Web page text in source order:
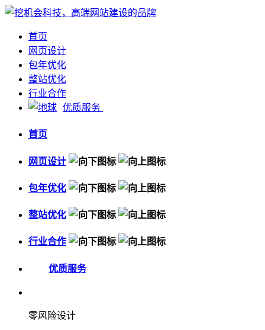
首页
网页设计
包年优化
整站优化
行业合作
优质服务
首页
网页设计
包年优化
整站优化
行业合作
优质服务
零风险设计